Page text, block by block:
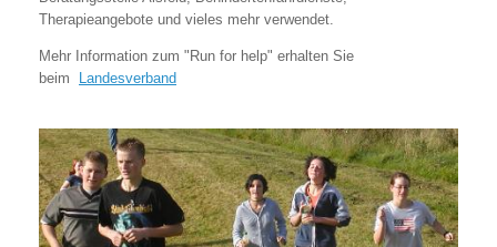
Therapieangebote und vieles mehr verwendet.
Mehr Information zum "Run for help" erhalten Sie
beim
Landesverband